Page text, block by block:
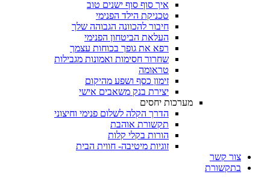
איך סוף סוף ישנים טוב
טכניקת הילד הפנימי
חיבור להכוונה הגבוהה שלך
העלאת הביטחון הפנימי
רפא את גופך בכוחות עצמך
שחרור חסימות ואמונות מגבילות
טראומה
זימון כסף ושפע מהיקום
יצירת בנק משאבים אישי
מערכות יחסים
הדרך הקלה לשלום פנימי וחיצוני
תקשורת אוהבת
הורות בקלי קלות
זוגיות מיטיבה- חווית הבית
צור קשר
בתקשורת